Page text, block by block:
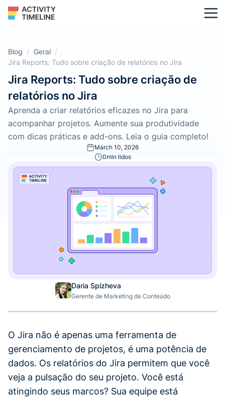
Blog / Geral /
Jira Reports: Tudo sobre criação de relatórios no Jira
Jira Reports: Tudo sobre criação de
relatórios no Jira
Aprenda a criar relatórios eficazes no Jira para
acompanhar projetos. Aumente sua produtividade
com dicas práticas e add-ons. Leia o guia completo!
March 10, 2026
0min lidos
Daria Spizheva
Gerente de Marketing de Conteúdo
O Jira não é apenas uma ferramenta de
gerenciamento de projetos, é uma potência de
dados. Os relatórios do Jira permitem que você
veja a pulsação do seu projeto. Você está
atingindo seus marcos? Sua equipe está